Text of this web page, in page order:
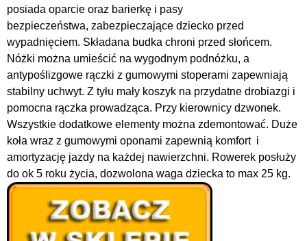
posiada oparcie oraz barierkę i pasy
bezpieczeństwa, zabezpieczające dziecko przed
wypadnięciem. Składana budka chroni przed słońcem.
Nóżki można umieścić na wygodnym podnóżku, a
antypoślizgowe rączki z gumowymi stoperami zapewniają
stabilny uchwyt. Z tyłu mały koszyk na przydatne drobiazgi i
pomocna rączka prowadząca. Przy kierownicy dzwonek.
Wszystkie dodatkowe elementy można zdemontować. Duże
koła wraz z gumowymi oponami zapewnią komfort i
amortyzację jazdy na każdej nawierzchni. Rowerek posłuży
do ok 5 roku życia, dozwolona waga dziecka to max 25 kg.